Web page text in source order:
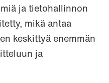
ja tietohallinnon
mikä antaa
keskittyä enemmän
ja